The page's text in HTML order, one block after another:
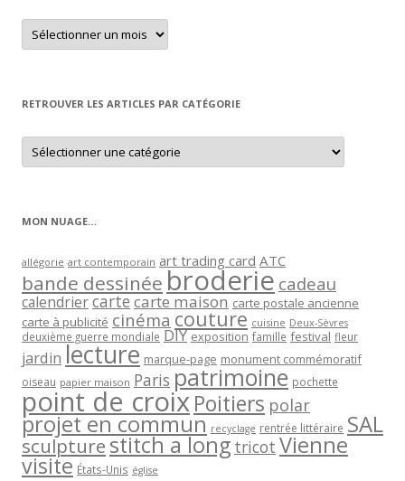
Retrouver
un
article
RETROUVER LES ARTICLES PAR CATÉGORIE
Retrouver
les
articles
MON NUAGE…
allégorie art contemporain art trading card ATC
bande dessinée broderie cadeau
calendriercartecarte maison carte postale ancienne
carte à publicité cinéma couture cuisine Deux-Sèvres
deuxième guerre mondiale DIY exposition famille festival fleur
jardin lecture marque-page monument commémoratif
oiseau papier maison Paris patrimoine pochette
point de croixPoitiers polar
projet en commun recyclage rentrée littéraire SAL
sculpturestitch a long tricot Vienne
visite États-Unis église